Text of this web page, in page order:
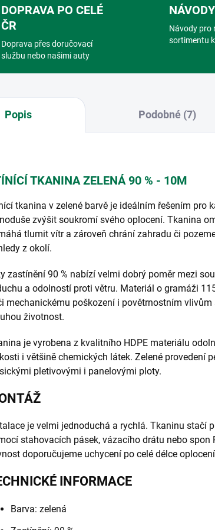
DOPRAVA PO CELÉ
ČR
Doprava přes doručovací
službu nebo našimi auty
NÁVODY
Návody pro
sortimentu
Popis Podobné (7)
TKANINA ZELENÁ 90 % - 10M
tkanina v zelené barvě je ideálním řešením pro
zvýšit soukromí svého oplocení. Tkanina
tlumit vítr a zároveň chrání zahradu či
z okolí.
zastínění 90 % nabízí velmi dobrý poměr mezi
a odolností proti větru. Materiál o gramáži
mechanickému poškození i povětrnostním vlivům
životnost.
je vyrobena z kvalitního HDPE materiálu
i většině chemických látek. Zelené provedení
pletivovými i panelovými ploty.
je velmi jednoduchá a rychlá. Tkaninu stačí
stahovacích pásek, vázacího drátu nebo spon
doporučujeme uchycení po celé délce
INFORMACE
Barva: zelená